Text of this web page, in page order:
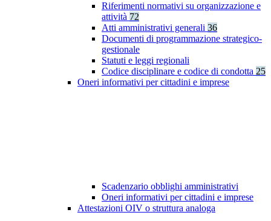
Riferimenti normativi su organizzazione e
attività 72
Atti amministrativi generali 36
Documenti di programmazione strategico-
gestionale
Statuti e leggi regionali
Codice disciplinare e codice di condotta 25
Oneri informativi per cittadini e imprese
Scadenzario obblighi amministrativi
Oneri informativi per cittadini e imprese
Attestazioni OIV o struttura analoga